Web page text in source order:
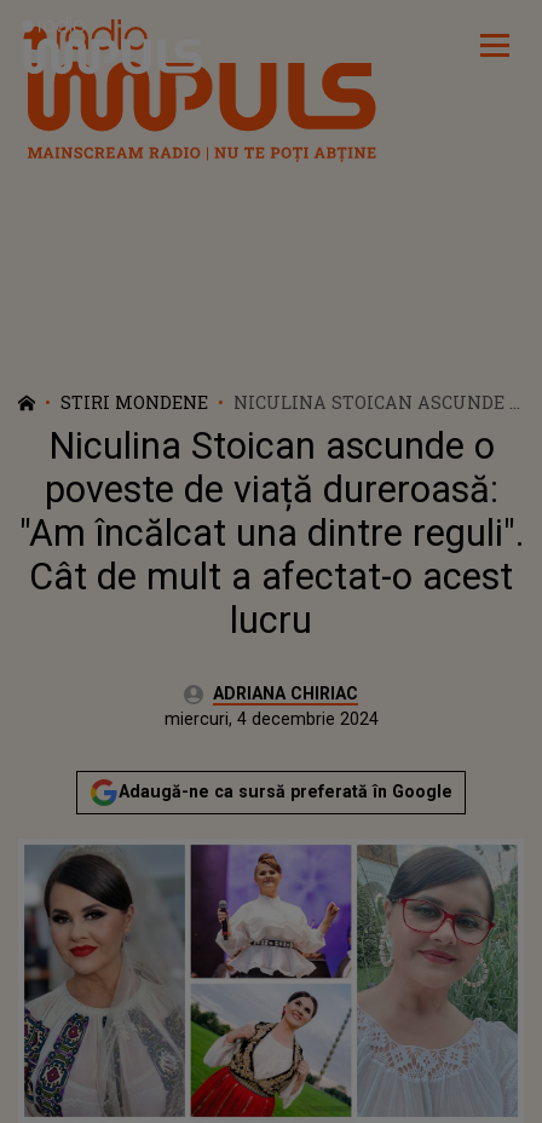
Radio Impuls
STIRI MONDENE
NICULINA STOICAN ASCUNDE O
POVESTE DE VIAȚĂ DUREROASĂ:
"AM ÎNCĂLCAT UNA DINTRE
REGULI". CÂT DE MULT A
AFECTAT-O ACEST LUCRU
Niculina Stoican ascunde o
poveste de viață dureroasă:
"Am încălcat una dintre reguli".
Cât de mult a afectat-o acest
lucru
Autor:ADRIANA CHIRIAC
joi, 8 februarie 2024Actualizat:
miercuri, 4 decembrie 2024
Adaugă-ne ca sursă preferată în Google